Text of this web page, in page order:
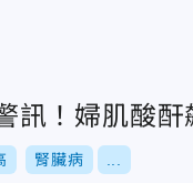
訊！婦肌酸
腎臟病